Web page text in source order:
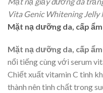
Vita Genic Whitening
Mặt nạ dưỡng da, cấp
Mặt nạ dưỡng da, cấp
nổi tiếng cùng với serum
Chiết xuất vitamin C tinh
thành nên tinh chất trong